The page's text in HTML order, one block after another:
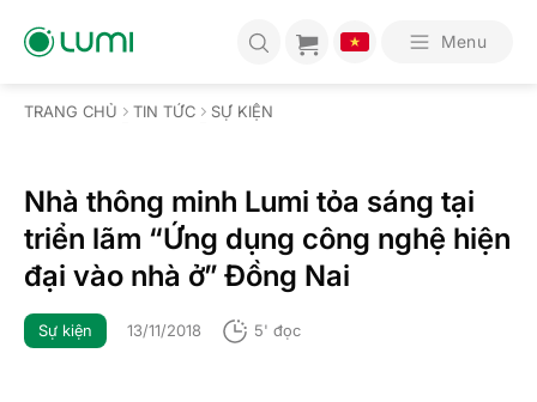
qua
Menu
TRANG CHỦ TIN TỨC SỰ KIỆN
Nhà thông minh Lumi tỏa sáng tại
triển lãm “Ứng dụng công nghệ hiện
đại vào nhà ở” Đồng Nai
Sự kiện 13/11/2018 5' đọc